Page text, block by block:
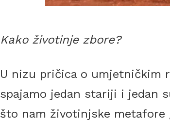
Kako životinje zbore?
U nizu pričica o umjetničkim
spajamo jedan stariji i jedan
što nam životinjske metafore